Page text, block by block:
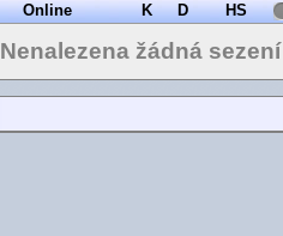
Online K D HS
Nenalezena žádná sezení